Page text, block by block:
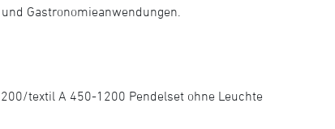
Gastronomieanwendungen.
textil A 450-1200 Pendelset ohne Leuchte